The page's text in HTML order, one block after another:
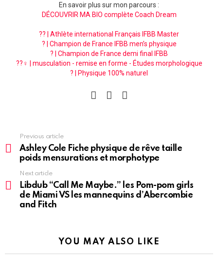
En savoir plus sur mon parcours :
DÉCOUVRIR MA BIO complète Coach Dream
?? | Athlète international Français IFBB Master
? | Champion de France IFBB men’s physique
? | Champion de France demi final IFBB
??‍♀️ | musculation - remise en forme - Études morphologique
? | Physique 100% naturel
more
Previous article
Ashley Cole Fiche physique de rêve taille
poids mensurations et morphotype
Next article
Libdub “Call Me Maybe.” les Pom-pom girls
de Miami VS les mannequins d’Abercombie
and Fitch
YOU MAY ALSO LIKE